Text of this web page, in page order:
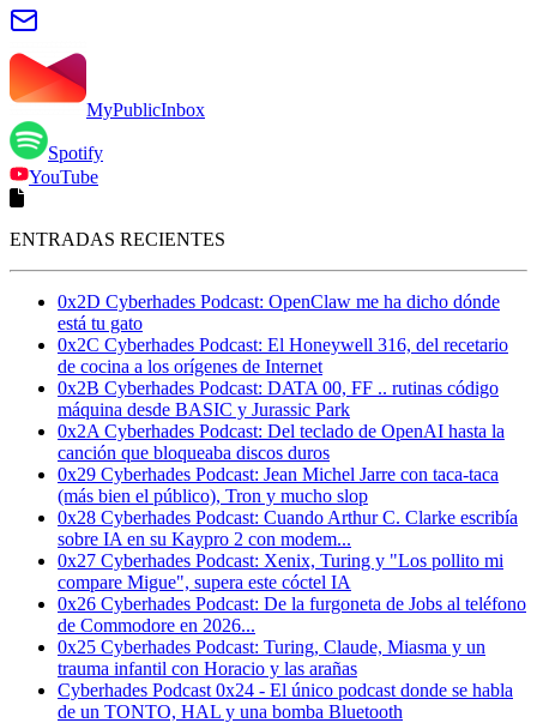
MyPublicInbox
Spotify
YouTube
ENTRADAS RECIENTES
0x2D Cyberhades Podcast: OpenClaw me ha dicho dónde
está tu gato
0x2C Cyberhades Podcast: El Honeywell 316, del recetario
de cocina a los orígenes de Internet
0x2B Cyberhades Podcast: DATA 00, FF .. rutinas código
máquina desde BASIC y Jurassic Park
0x2A Cyberhades Podcast: Del teclado de OpenAI hasta la
canción que bloqueaba discos duros
0x29 Cyberhades Podcast: Jean Michel Jarre con taca-taca
(más bien el público), Tron y mucho slop
0x28 Cyberhades Podcast: Cuando Arthur C. Clarke escribía
sobre IA en su Kaypro 2 con modem...
0x27 Cyberhades Podcast: Xenix, Turing y "Los pollito mi
compare Migue", supera este cóctel IA
0x26 Cyberhades Podcast: De la furgoneta de Jobs al teléfono
de Commodore en 2026...
0x25 Cyberhades Podcast: Turing, Claude, Miasma y un
trauma infantil con Horacio y las arañas
Cyberhades Podcast 0x24 - El único podcast donde se habla
de un TONTO, HAL y una bomba Bluetooth